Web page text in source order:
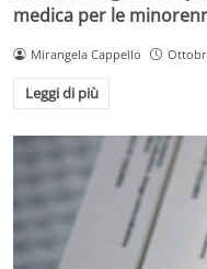
medica per le
Mirangela Cappello
Leggi di più